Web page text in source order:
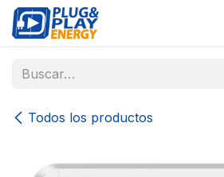
Ir al contenido
Todos los productos